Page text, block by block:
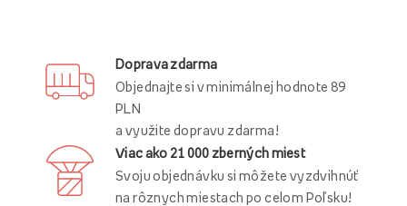
Doprava zdarma
Objednajte si v minimálnej hodnote 89
PLN
a využite dopravu zdarma!
Viac ako 21 000 zberných miest
Svoju objednávku si môžete vyzdvihnúť
na rôznych miestach po celom Poľsku!